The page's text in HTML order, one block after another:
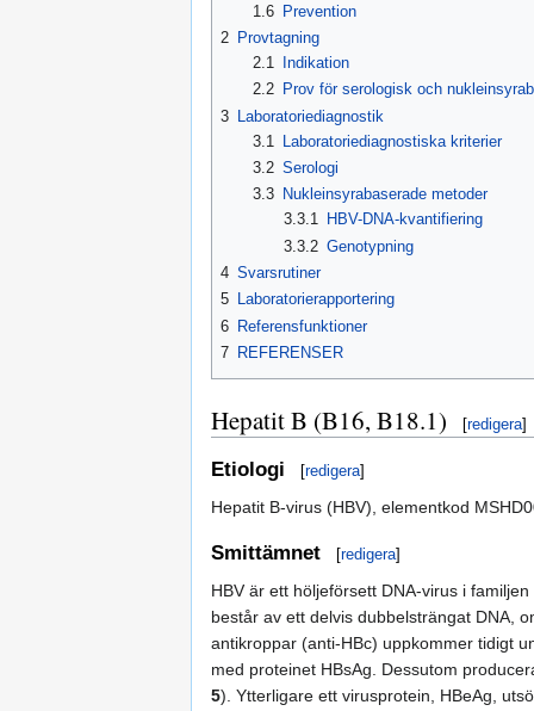
1.6 Prevention
2 Provtagning
2.1
Indikation
2.2
Prov för serologisk och
3 Laboratoriediagnostik
3.1
Laboratoriediagnostiska kriterier
3.2 Serologi
3.3
Nukleinsyrabaserade metoder
3.3.1 HBV-DNA-kvantifiering
3.3.2 Genotypning
4 Svarsrutiner
5 Laboratorierapportering
6 Referensfunktioner
7 REFERENSER
Hepatit B (B16, B18.1) [redigera]
Etiologi [redigera]
Hepatit B-virus (HBV), elementkod
Smittämnet [redigera]
HBV är ett höljeförsett DNA-virus i familjen
består av ett delvis dubbelsträngat DNA,
antikroppar (anti-HBc) uppkommer tidigt
med proteinet HBsAg. Dessutom
5). Ytterligare ett virusprotein, HBeAg,